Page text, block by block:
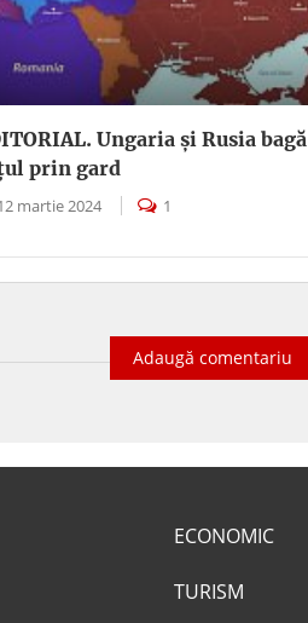
Ungaria şi Rusia bagă
prin gard
martie 2024 1
Adaugă comentariu
ECONOMIC
TURISM